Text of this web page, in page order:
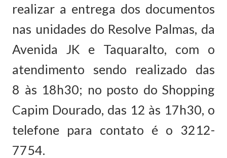
realizar a entrega dos documentos
nas unidades do Resolve Palmas, da
Avenida JK e Taquaralto, com o
atendimento sendo realizado das
8 às 18h30; no posto do Shopping
Capim Dourado, das 12 às 17h30, o
telefone para contato é o 3212-
7754.